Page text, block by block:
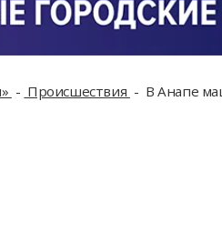
Происшествия В Анапе